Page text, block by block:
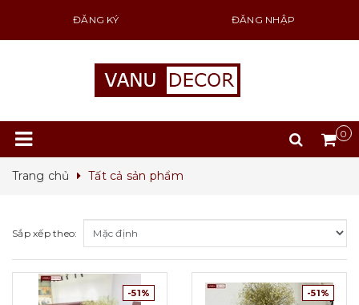
ĐĂNG KÝ ĐĂNG NHẬP
0
Trang chủ Tất cả sản phẩm
Sắp xếp theo:
-51% -51%